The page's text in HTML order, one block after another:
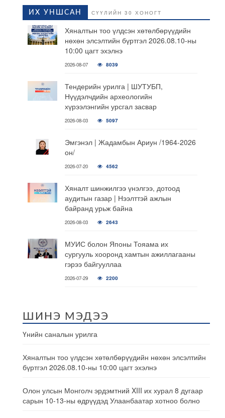
ИХ УНШСАН СҮҮЛИЙН 30 ХОНОГТ
Хяналтын тоо үлдсэн хөтөлбөрүүдийн
нөхөн элсэлтийн бүртгэл 2026.08.10-ны
10:00 цагт эхэлнэ
2026-08-07 8039
Тендерийн урилга | ШУТУБП,
Нүүдэлчдийн археологийн
хүрээлэнгийн урсгал засвар
2026-08-03 5097
Эмгэнэл | Жадамбын Ариун /1964-2026
он/
2026-07-20 4562
Хяналт шинжилгээ үнэлгээ, дотоод
аудитын газар | Нээлттэй ажлын
байранд урьж байна
2026-08-03 2643
МУИС болон Японы Тояама их
сургууль хооронд хамтын ажиллагааны
гэрээ байгууллаа
2026-07-29 2200
ШИНЭ МЭДЭЭ
Үнийн саналын урилга
Хяналтын тоо үлдсэн хөтөлбөрүүдийн нөхөн элсэлтийн
бүртгэл 2026.08.10-ны 10:00 цагт эхэлнэ
Олон улсын Монголч эрдэмтний XIII их хурал 8 дугаар
сарын 10-13-ны өдрүүдэд Улаанбаатар хотноо болно